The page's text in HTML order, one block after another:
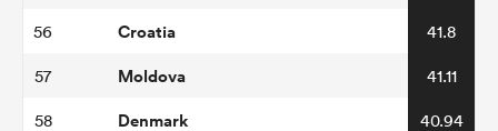
56 Croatia 41.8
57 Moldova 41.11
58 Denmark 40.94